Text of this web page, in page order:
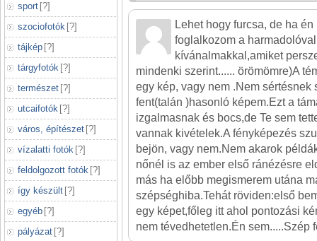
sport [?]
szociofotók [?]
tájkép [?]
tárgyfotók [?]
természet [?]
utcaifotók [?]
város, építészet [?]
vízalatti fotók [?]
feldolgozott fotók [?]
így készült [?]
egyéb [?]
pályázat [?]
Lehet hogy furcsa, de ha
foglalkozom a
kívánalmakkal,amiket
mindenki szerint...... örömömre)A
egy kép, vagy nem .Nem sértésnek
fent(talán )hasonló képem.Ezt a
izgalmasnak és bocs,de Te sem
vannak kivételek.A fényképezés
bejön, vagy nem.Nem akarok
nőnél is az ember első ránézésre
más ha előbb megismerem utána
szépséghiba.Tehát röviden:első
egy képet,főleg itt ahol pontozási
nem tévedhetetlen.Én sem.....Szép